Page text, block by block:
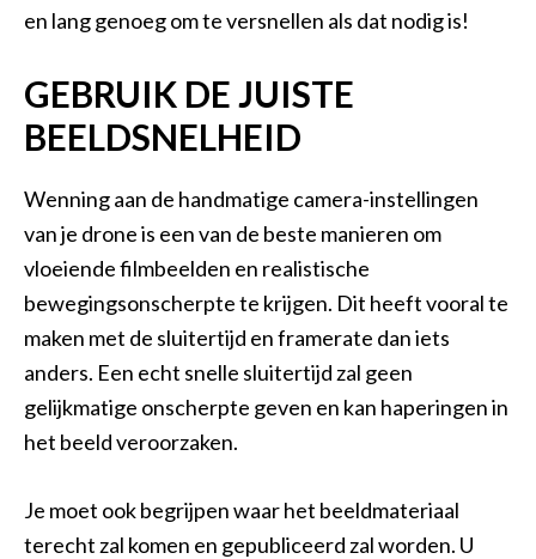
en lang genoeg om te versnellen als dat nodig is!
GEBRUIK DE JUISTE
BEELDSNELHEID
Wenning aan de handmatige camera-instellingen
van je drone is een van de beste manieren om
vloeiende filmbeelden en realistische
bewegingsonscherpte te krijgen. Dit heeft vooral te
maken met de sluitertijd en framerate dan iets
anders. Een echt snelle sluitertijd zal geen
gelijkmatige onscherpte geven en kan haperingen in
het beeld veroorzaken.
Je moet ook begrijpen waar het beeldmateriaal
terecht zal komen en gepubliceerd zal worden. U